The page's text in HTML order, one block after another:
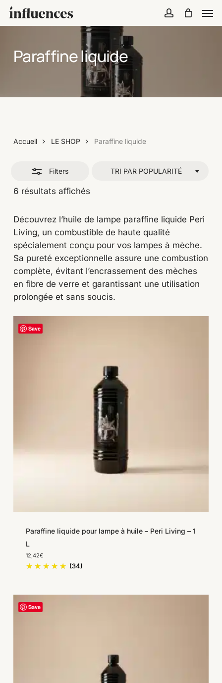
Skip
Cart
Cart
Paraffine liquide
Accueil LE SHOP Paraffine liquide
Filters
6 résultats affichésTrié
TRI PAR POPULARITÉ
Découvrez l’huile de lampe paraffine liquide Peri
Living, un combustible de haute qualité
spécialement conçu pour vos lampes à mèche.
Sa pureté exceptionnelle assure une combustion
complète, évitant l’encrassement des mèches
en fibre de verre et garantissant une utilisation
prolongée et sans soucis.
Save
Paraffine liquide pour lampe à huile – Peri Living – 1
L
12,42€
(34)
Save
Close
Filters